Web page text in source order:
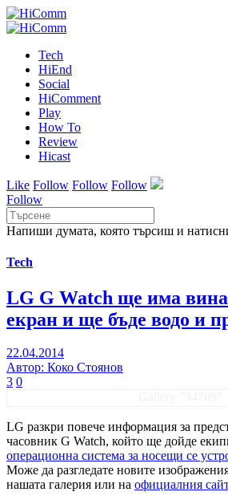
Tech
HiEnd
Social
HiComment
Play
How To
Review
Hicast
Like Follow Follow Follow
Follow
Напиши думата, която търсиш и
Tech
LG G Watch ще има
екран и ще бъде водо и
22.04.2014
Автор: Коко Стоянов
3 0
LG разкри повече информация за
часовник G Watch, който ще дойде
операционна система за носещи се
Може да разгледате новите
нашата галерия или на официалния